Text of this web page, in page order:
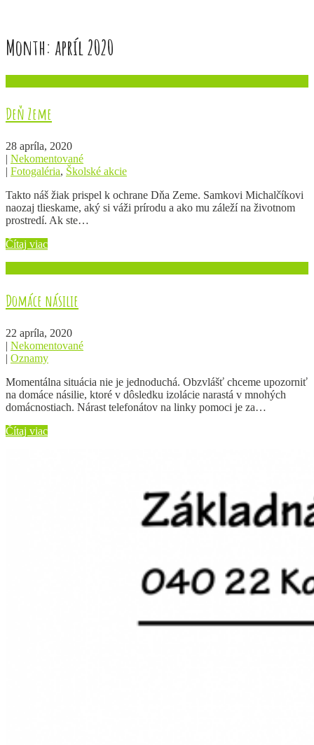
Month: apríl 2020
Deň Zeme
28 apríla, 2020
| Nekomentované
| Fotogaléria, Školské akcie
Takto náš žiak prispel k ochrane Dňa Zeme. Samkovi Michalčíkovi
naozaj tlieskame, aký si váži prírodu a ako mu záleží na životnom
prostredí. Ak ste…
Čítaj viac
Domáce násilie
22 apríla, 2020
| Nekomentované
| Oznamy
Momentálna situácia nie je jednoduchá. Obzvlášť chceme upozorniť
na domáce násilie, ktoré v dôsledku izolácie narastá v mnohých
domácnostiach. Nárast telefonátov na linky pomoci je za…
Čítaj viac